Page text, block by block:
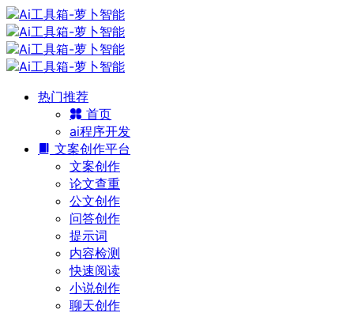
热门推荐
首页
ai程序开发
文案创作平台
文案创作
论文查重
公文创作
问答创作
提示词
内容检测
快速阅读
小说创作
聊天创作